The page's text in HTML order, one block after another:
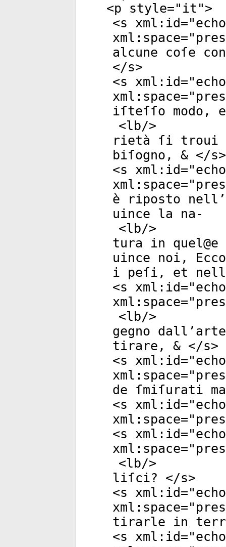
<p style=" it ">
<s xml:id="
xml:space="
alcune coſe
</s>
<s xml:id="
xml:space="
iſteſſo modo,
<lb/>
rietà ſi troui
biſogno, & </s>
<s xml:id="
xml:space="
è riposto
uince la na-
<lb/>
tura in
uince noi,
i peſi, et
<s xml:id="
xml:space="
<lb/>
gegno
tirare, & </s>
<s xml:id="
xml:space="
de ſmiſurati
<s xml:id="
xml:space="
<s xml:id="
xml:space="
<lb/>
liſci? </s>
<s xml:id="
xml:space="
tirarle in
<s xml:id="